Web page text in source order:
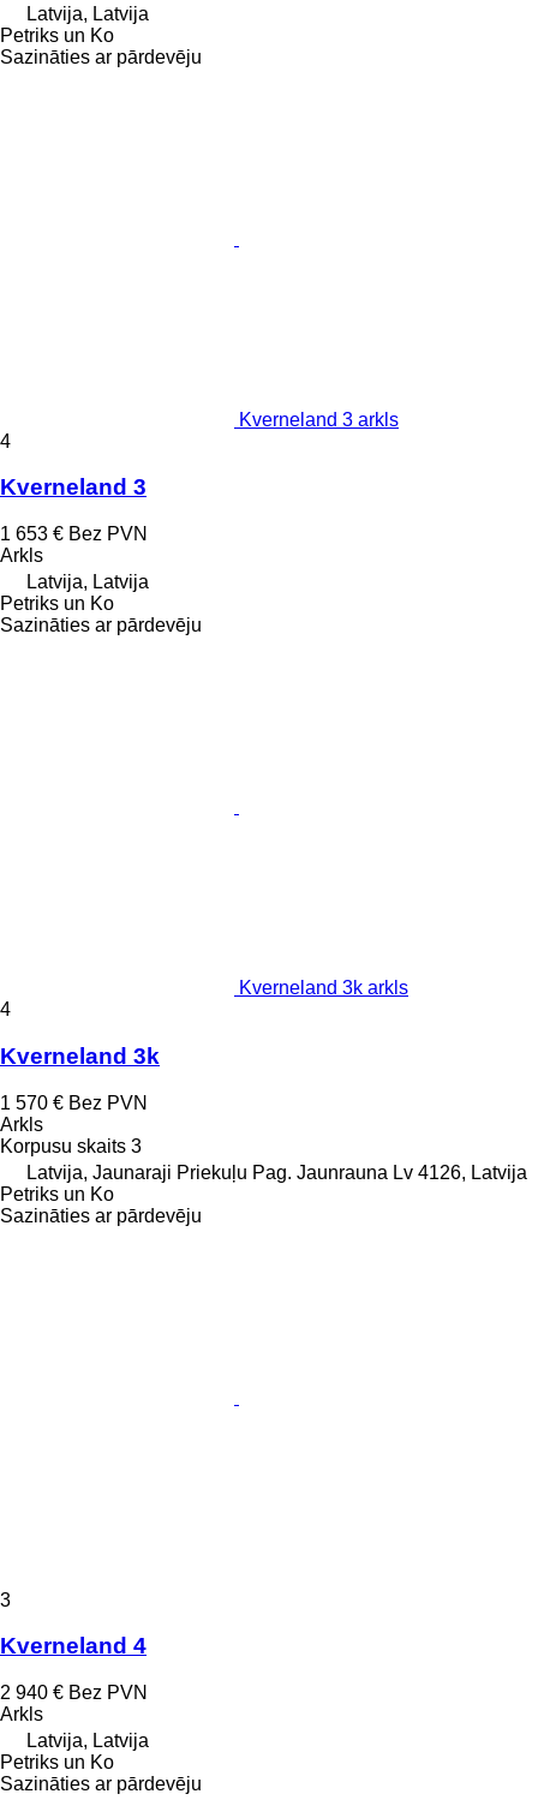
Latvija, Latvija
Petriks un Ko
Sazināties ar pārdevēju
Kverneland 3 arkls
4
Kverneland 3
1 653 € Bez PVN
Arkls
Latvija, Latvija
Petriks un Ko
Sazināties ar pārdevēju
Kverneland 3k arkls
4
Kverneland 3k
1 570 € Bez PVN
Arkls
Korpusu skaits 3
Latvija, Jaunaraji Priekuļu Pag. Jaunrauna Lv 4126, Latvija
Petriks un Ko
Sazināties ar pārdevēju
3
Kverneland 4
2 940 € Bez PVN
Arkls
Latvija, Latvija
Petriks un Ko
Sazināties ar pārdevēju